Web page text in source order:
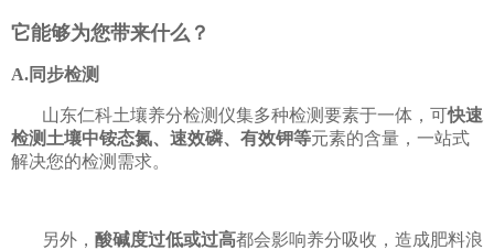
它能够为您带来什么？
A.同步检测
山东仁科土壤养分检测仪集多种检测要素于一体，可快速
检测土壤中铵态氮、速效磷、有效钾等元素的含量，一站式
解决您的检测需求。
另外， 酸碱度过低或过高都会影响养分吸收，造成肥料浪